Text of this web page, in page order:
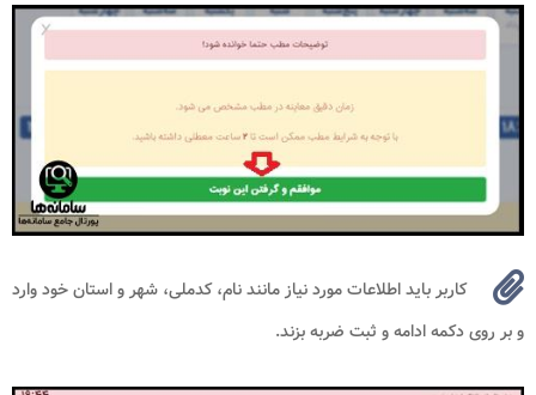
کاربر باید اطلاعات مورد نیاز مانند نام، کدملی، شهر و استان خود وارد
و بر روی دکمه ادامه و ثبت ضربه بزند.